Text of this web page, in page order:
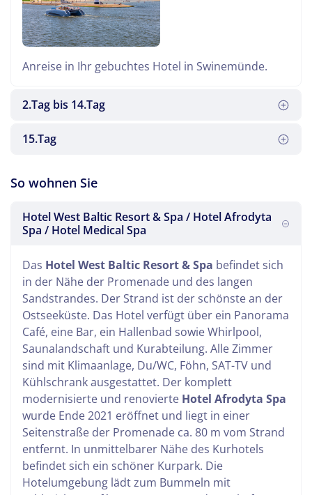
Anreise in Ihr gebuchtes Hotel in Swinemünde.
2.Tag bis 14.Tag
An diesen Tagen geniessen Sie Ihre
Ort.
15.Tag
vorbei. Gegen Abend erreichen Sie die Heimat.
So wohnen Sie
Hotel West Baltic Resort & Spa / Hotel Afrodyta
Spa / Hotel Medical Spa
Das Hotel West Baltic Resort & Spa befindet sich
in der Nähe der Promenade und des langen
Sandstrandes. Der Strand ist der schönste an der
Ostseeküste. Das Hotel verfügt über ein Panorama
Café, eine Bar, ein Hallenbad sowie Whirlpool,
Saunalandschaft und Kurabteilung. Alle Zimmer
sind mit Klimaanlage, Du/WC, Föhn, SAT-TV und
Kühlschrank ausgestattet. Der komplett
modernisierte und renovierte Hotel Afrodyta Spa
wurde Ende 2021 eröffnet und liegt in einer
Seitenstraße der Promenade ca. 80 m vom Strand
entfernt. In unmittelbarer Nähe des Kurhotels
befindet sich ein schöner Kurpark. Die
Hotelumgebung lädt zum Bummeln mit